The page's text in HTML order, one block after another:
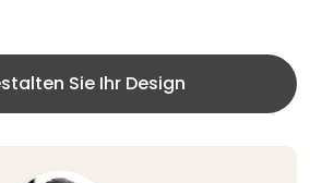
Sie Ihr Design